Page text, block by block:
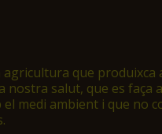
que produixca
nostra salut, que es faça
el medi ambient i que no